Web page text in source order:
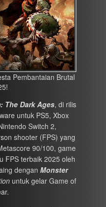
Pembantaian Brutal
The Dark Ages, di rilis
untuk PS5, Xbox
Switch 2,
shooter (FPS) yang
90/100, game
FPS terbaik 2025 oleh
dengan Monster
untuk gelar Game of